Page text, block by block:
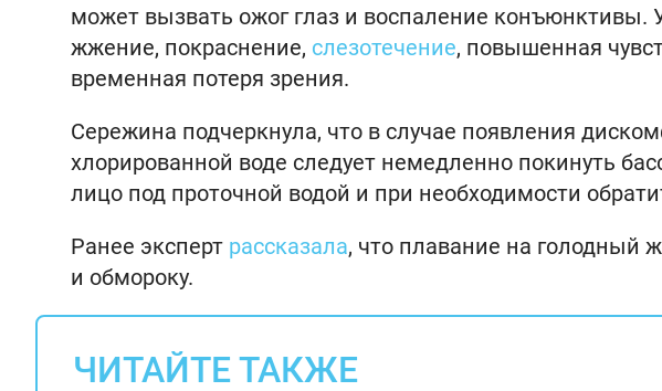
может вызвать ожог глаз и воспаление конъюнктивы.
жжение, покраснение, слезотечение, повышенная
временная потеря зрения.
Сережина подчеркнула, что в случае появления
хлорированной воде следует немедленно покинуть
лицо под проточной водой и при необходимости
Ранее эксперт рассказала, что плавание на голодный
и обмороку.
ЧИТАЙТЕ ТАКЖЕ